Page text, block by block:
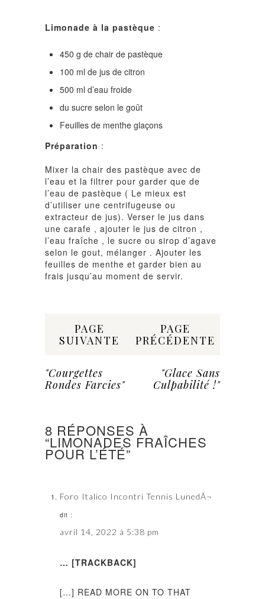
Limonade à la pastèque :
450 g de chair de pastèque
100 ml de jus de citron
500 ml d’eau froide
du sucre selon le goût
Feuilles de menthe glaçons
Préparation :
Mixer la chair des pastèque avec de
l’eau et la filtrer pour garder que de
l’eau de pastèque ( Le mieux est
d’utiliser une centrifugeuse ou
extracteur de jus). Verser le jus dans
une carafe , ajouter le jus de citron ,
l’eau fraîche , le sucre ou sirop d’agave
selon le gout, mélanger . Ajouter les
feuilles de menthe et garder bien au
frais jusqu’au moment de servir.
PAGE
SUIVANTE
"Courgettes
Rondes Farcies"
PAGE
PRÉCÉDENTE
"Glace Sans
Culpabilité !"
8 RÉPONSES À
“LIMONADES FRAÎCHES
POUR L’ÉTÉ”
Foro Italico Incontri Tennis LunedÃ¬
dit :
avril 14, 2022 à 5:38 pm
… [TRACKBACK]
[…] READ MORE ON TO THAT